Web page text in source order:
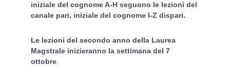
iniziale del cognome A-H seguono le lezioni del
canale pari, iniziale del cognome I-Z dispari.
Le lezioni del secondo anno della Laurea
Magstrale inizieranno la settimana del 7
ottobre